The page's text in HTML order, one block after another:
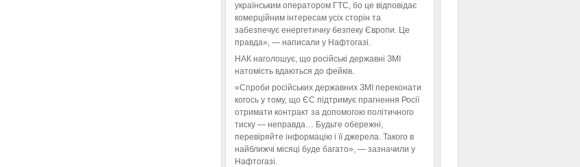
українським оператором ГТС, бо це відповідає
комерційним інтересам усіх сторін та
забезпечує енергетичну безпеку Європи. Це
правда», — написали у Нафтогазі.
НАК наголошує, що російські державні ЗМІ
натомість вдаються до фейків.
«Спроби російських державних ЗМІ переконати
когось у тому, що ЄС підтримує прагнення Росії
отримати контракт за допомогою політичного
тиску — неправда… Будьте обережні,
перевіряйте інформацію і її джерела. Такого в
найближчі місяці буде багато», — зазначили у
Нафтогазі.